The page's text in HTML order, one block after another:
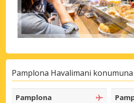
Pamplona Havalimani
Pamplona